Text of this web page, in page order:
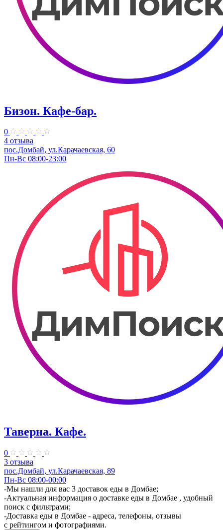
Бизон. Кафе-бар.
0
4 отзыва
пос.Домбай, ул.Карачаевская, 60
Пн-Вс 08:00-23:00
Таверна. Кафе.
0
3 отзыва
пос.Домбай, ул.Карачаевская, 89
Пн-Вс 08:00-00:00
-Мы нашли для вас 3 доставок еды в Домбае;
-Актуальная информация о доставке еды в Домбае , удобный
поиск с фильтрами;
-Доставка еды в Домбае - адреса, телефоны, отзывы
с рейтингом и фотографиями.